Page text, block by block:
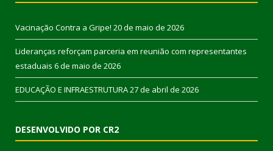
Vacinação Contra a Gripe! 20 de maio de 2026
Lideranças reforçam parceria em reunião com representantes
estaduais 6 de maio de 2026
EDUCAÇÃO E INFRAESTRUTURA27 de abril de 2026
DESENVOLVIDO POR CR2